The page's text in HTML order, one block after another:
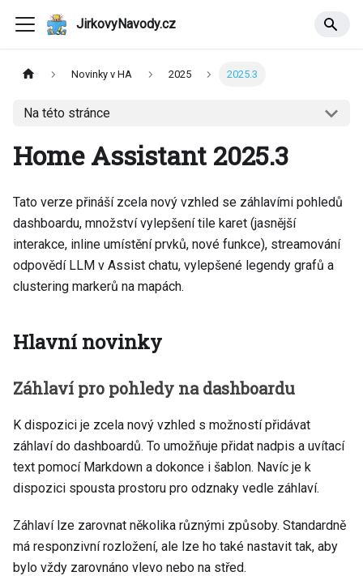
JirkovyNavody.cz
Novinky v HA 2025 2025.3
Na této stránce
Home Assistant 2025.3
Tato verze přináší zcela nový vzhled se záhlavími pohledů
dashboardu, množství vylepšení tile karet (jasnější
interakce, inline umístění prvků, nové funkce), streamování
odpovědí LLM v Assist chatu, vylepšené legendy grafů a
clustering markerů na mapách.
Hlavní novinky
Záhlaví pro pohledy na dashboardu
K dispozici je zcela nový vzhled s možností přidávat
záhlaví do dashboardů. To umožňuje přidat nadpis a uvítací
text pomocí Markdown a dokonce i šablon. Navíc je k
dispozici spousta prostoru pro odznaky vedle záhlaví.
Záhlaví lze zarovnat několika různými způsoby. Standardně
má responzivní rozložení, ale lze ho také nastavit tak, aby
bylo vždy zarovnáno vlevo nebo na střed.